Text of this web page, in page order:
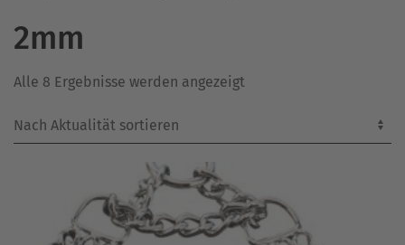
2mm
Alle 8 Ergebnisse werden angezeigt